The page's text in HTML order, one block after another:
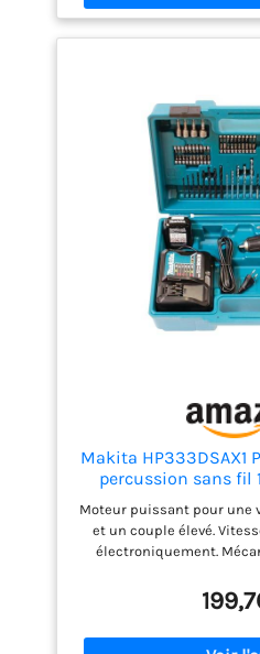
Makita HP333DSAX1
percussion sans fil
batteries +
Moteur puissant pour une
et un couple élevé.
électroniquement.